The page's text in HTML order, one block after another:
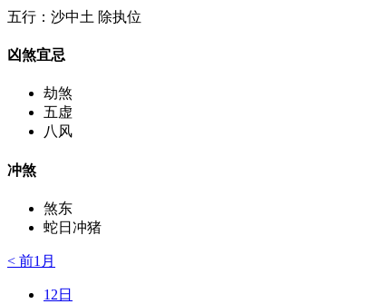
五行：沙中土 除执位
凶煞宜忌
劫煞
五虚
八风
冲煞
煞东
蛇日冲猪
< 前1月
12日